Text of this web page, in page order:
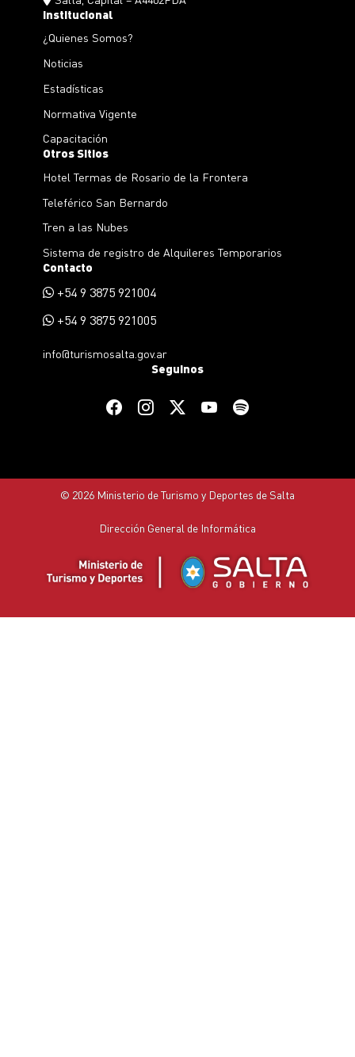
Institucional
¿Quienes Somos?
Noticias
Estadísticas
Normativa Vigente
Capacitación
Otros Sitios
Hotel Termas de Rosario de la Frontera
Teleférico San Bernardo
Tren a las Nubes
Sistema de registro de Alquileres Temporarios
Contacto
+54 9 3875 921004
+54 9 3875 921005
info@turismosalta.gov.ar
Seguinos
© 2026 Ministerio de Turismo y Deportes de Salta
Dirección General de Informática